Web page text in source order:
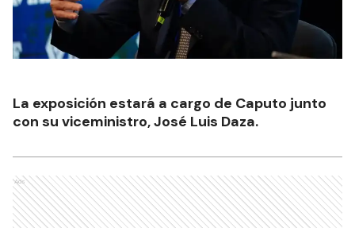
La exposición estará a cargo de Caputo junto
con su viceministro, José Luis Daza.
Ads